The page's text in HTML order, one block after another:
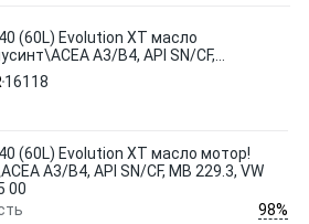
(60L) Evolution XT масло
A3/B4, API SN/CF,
502 00/505 00
16118
(60L) Evolution XT масло мотор!
A3/B4, API SN/CF, MB 229.3, VW
00
98%